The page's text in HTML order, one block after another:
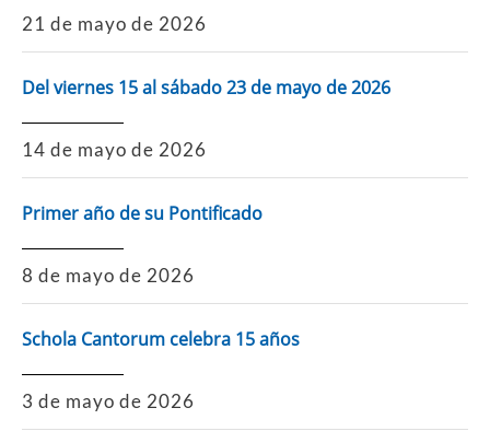
21 de mayo de 2026
Del viernes 15 al sábado 23 de mayo de 2026
14 de mayo de 2026
Primer año de su Pontificado
8 de mayo de 2026
Schola Cantorum celebra 15 años
3 de mayo de 2026